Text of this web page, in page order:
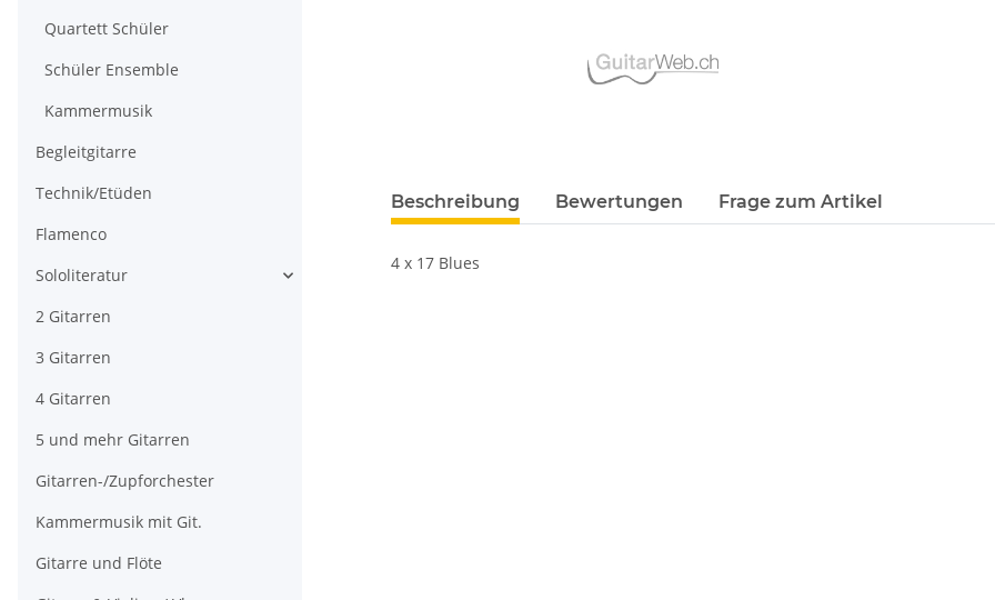
Beschreibung Bewertungen Frage zum Artikel
4 x 17 Blues
Quartett Schüler
Schüler Ensemble
Kammermusik
Begleitgitarre
Technik/Etüden
Flamenco
Sololiteratur
2 Gitarren
3 Gitarren
4 Gitarren
5 und mehr Gitarren
Gitarren-/Zupforchester
Kammermusik mit Git.
Gitarre und Flöte